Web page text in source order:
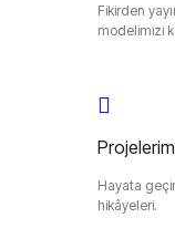
Fikirden
modelimizi
Hayata
hikâyeleri.